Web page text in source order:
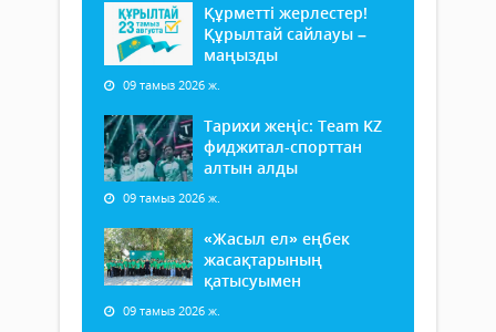
Құрметті жерлестер!
Құрылтай сайлауы –
маңызды
09 тамыз 2026 ж.
Тарихи жеңіс: Team KZ
фиджитал-спорттан
алтын алды
09 тамыз 2026 ж.
«Жасыл ел» еңбек
жасақтарының
қатысуымен
09 тамыз 2026 ж.